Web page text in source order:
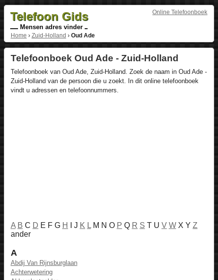
Online Telefoonboek
Telefoon Gids
Mensen adres vinder
Home › Zuid-Holland › Oud Ade
Telefoonboek Oud Ade - Zuid-Holland
Telefoonboek van Oud Ade, Zuid-Holland. Zoek de naam in Oud Ade -
Zuid-Holland van de persoon die u zoekt. In dit online telefoonboek
vindt u adressen en telefoonnummers.
A B C D E F G H I J K LM N O P Q R S T U V WX Y Z
ander
A
Abdij Van Rijnsburglaan
Achterwetering